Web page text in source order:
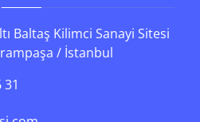
Baltaş Kilimci Sanayi Sitesi
/ İstanbul